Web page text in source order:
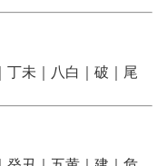
｜丁未｜八白｜破｜尾